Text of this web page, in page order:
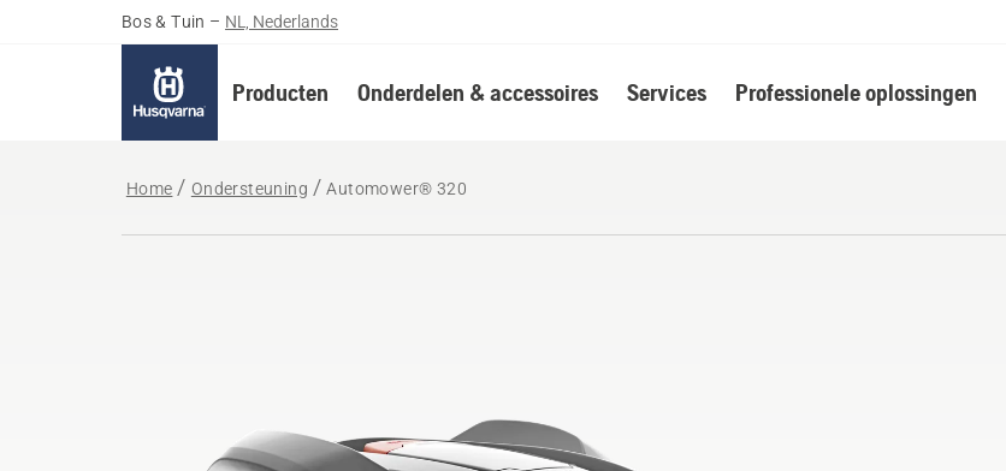
Bos & Tuin – NL, Nederlands
Producten Onderdelen & accessoires Services Professionele oplossingen
Home Ondersteuning Automower® 320